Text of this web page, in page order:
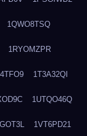
1QWO8TSQ
1RYOMZPR
1T3A32QI
1UTQO46Q
1VT6PD21